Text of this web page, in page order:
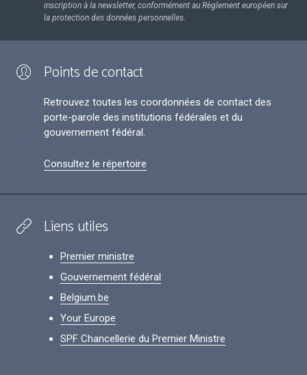
inscription à la newsletter, conformément au Règlement européen sur
la protection des données personnelles.
Points de contact
Retrouvez toutes les coordonnées de contact des
porte-parole des institutions fédérales et du
gouvernement fédéral.
Consultez le répertoire
Liens utiles
Premier ministre
Gouvernement fédéral
Belgium.be
Your Europe
SPF Chancellerie du Premier Ministre